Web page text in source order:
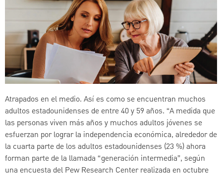
Atrapados en el medio. Así es como se encuentran muchos
adultos estadounidenses de entre 40 y 59 años. “A medida que
las personas viven más años y muchos adultos jóvenes se
esfuerzan por lograr la independencia económica, alrededor de
la cuarta parte de los adultos estadounidenses (23 %) ahora
forman parte de la llamada “generación intermedia”, según
una encuesta del Pew Research Center realizada en octubre